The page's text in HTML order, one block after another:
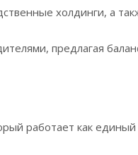
холдинги, а
предлагая
работает как